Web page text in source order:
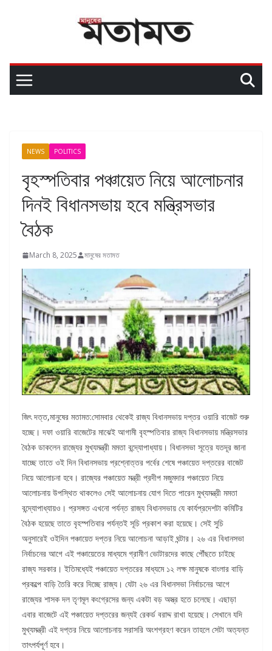
NEWS POLITICS
বৃহস্পতিবার পঞ্চায়েত নিয়ে আলোচনার
দিনই বিধানসভায় হবে মন্ত্রিসভার
বৈঠক
March 8, 2025 মানুষের মতামত
জিৎ দত্ত,মানুষের মতামত:সোমবার থেকেই রাজ্য বিধানসভায় দপ্তর ওয়ারি বাজেট শুরু
হচ্ছে। দফা ওয়ারি বাজেটের মাঝেই আগামী বৃহস্পতিবার রাজ্য বিধানসভায় মন্ত্রিসভার
বৈঠক ডাকলেন রাজ্যের মুখ্যমন্ত্রী মমতা বন্দ্যোপাধ্যায়। বিধানসভা সূত্রে যতদূর জানা
যাচ্ছে তাতে ওই দিন বিধানসভায় প্রশ্নোত্তর পর্বের শেষে পঞ্চায়েত দপ্তরের বাজেট
নিয়ে আলোচনা হবে। রাজ্যের পঞ্চায়েত মন্ত্রী প্রদীপ মজুমদার পঞ্চায়েত নিয়ে
আলোচনায় উপস্থিত থাকলেও সেই আলোচনায় যোগ দিতে পারেন মুখ্যমন্ত্রী মমতা
বন্দ্যোপাধ্যায়ও। প্রসঙ্গত এখনো পর্যন্ত রাজ্য বিধানসভায় যে কার্যপ্রদেশটা কমিটির
বৈঠক হয়েছে তাতে বৃহস্পতিবার পর্যন্তই সূচি প্রকাশ করা হয়েছে। সেই সুচি
অনুসারেই ওইদিন পঞ্চায়েত দপ্তর নিয়ে আলোচনা আড়াই ঘন্টার। ২৬ এর বিধানসভা
নির্বাচনের আগে এই পঞ্চায়েতের মাধ্যমে গ্রামীণ ভোটারদের কাছে পৌঁছতে চাইছে
রাজ্য সরকার। ইতিমধ্যেই পঞ্চায়েত দপ্তরের মাধ্যমে ১২ লক্ষ মানুষকে বাংলার বাড়ি
প্রকল্পে বাড়ি তৈরি করে দিচ্ছে রাজ্য। যেটা ২৬ এর বিধানসভা নির্বাচনের আগে
রাজ্যের শাসক দল তৃণমূল কংগ্রেসের জন্য একটা বড় অস্ত্র হতে চলেছে। এছাড়া
এবার বাজেটে এই পঞ্চায়েত দপ্তরের জন্যই রেকর্ড বরাদ্দ রাখা হয়েছে। সেখানে যদি
মুখ্যমন্ত্রী এই দপ্তর নিয়ে আলোচনায় সরাসরি অংশগ্রহণ করেন তাহলে সেটা অত্যন্ত
তাৎপর্যপূর্ণ হবে।